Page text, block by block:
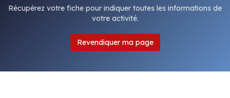
Récupérez votre fiche pour indiquer toutes les informations de
votre activité.
Revendiquer ma page